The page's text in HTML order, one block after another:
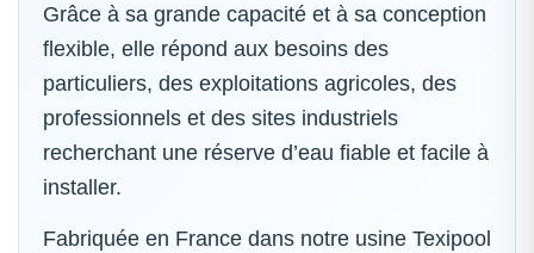
Grâce à sa grande capacité et à sa conception
flexible, elle répond aux besoins des
particuliers, des exploitations agricoles, des
professionnels et des sites industriels
recherchant une réserve d’eau fiable et facile à
installer.
Fabriquée en France dans notre usine Texipool